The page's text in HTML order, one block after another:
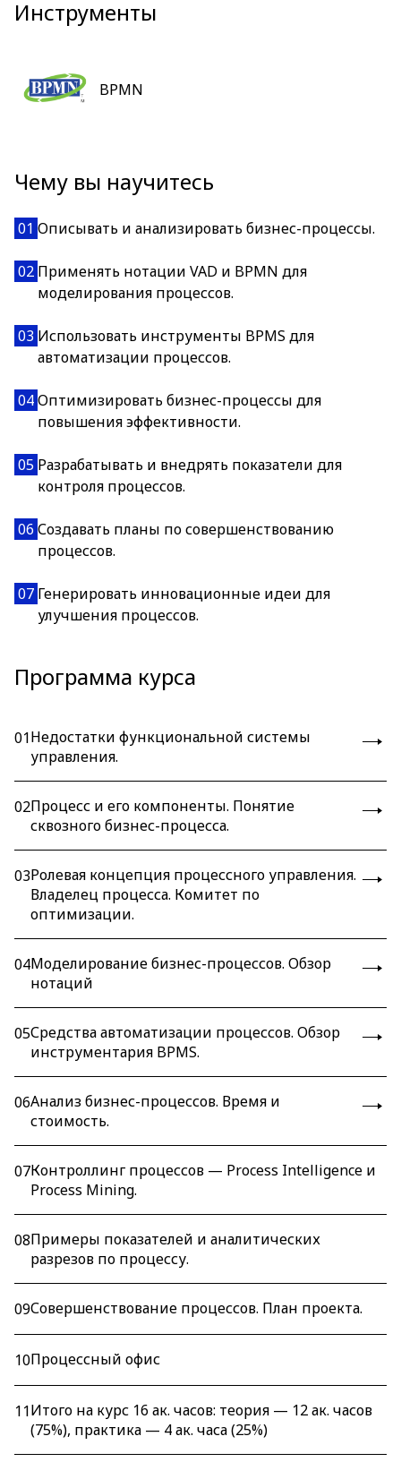
Инструменты
BPMN
Чему вы научитесь
01 Описывать и анализировать бизнес-процессы.
02 Применять нотации VAD и BPMN для
моделирования процессов.
03 Использовать инструменты BPMS для
автоматизации процессов.
04Оптимизировать бизнес-процессы для
повышения эффективности.
05 Разрабатывать и внедрять показатели для
контроля процессов.
06 Создавать планы по совершенствованию
процессов.
07 Генерировать инновационные идеи для
улучшения процессов.
Программа курса
01Недостатки функциональной системы
управления.
02Процесс и его компоненты. Понятие
сквозного бизнес-процесса.
03Ролевая концепция процессного управления.
Владелец процесса. Комитет по
оптимизации.
04Моделирование бизнес-процессов. Обзор
нотаций
05Средства автоматизации процессов. Обзор
инструментария BPMS.
06Анализ бизнес-процессов. Время и
стоимость.
07Контроллинг процессов — Process Intelligence и
Process Mining.
08Примеры показателей и аналитических
разрезов по процессу.
09Совершенствование процессов. План проекта.
10Процессный офис
11Итого на курс 16 ак. часов: теория — 12 ак. часов
(75%), практика — 4 ак. часа (25%)